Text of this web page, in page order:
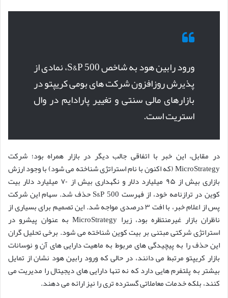
ورود رابین هود به شاخص S&P 500، نمادی از
پذیرش روزافزون شرکت های بومی کریپتو در
بازارهای مالی سنتی و تغییر پارادایم در وال
استریت است.
در مقابل، این خبر با اتفاقی جالب دیگر در بازار همراه بود؛ شرکت
MicroStrategy (که اکنون با نام استراتژی شناخته می شود) با وجود ارزش
بازاری بیش از ۹۵ میلیارد دلار و نگهداری بیش از ۷۰ میلیارد دلار بیت
کوین در ترازنامه خود، از فهرست S&P 500 حذف شد. سهام این شرکت
پس از اعلام خبر، با افت ۳ درصدی مواجه شد. این تصمیم برای بسیاری از
ناظران بازار غیرمنتظره بود، زیرا MicroStrategy به عنوان پیشرو در
استراتژی شرکتی مبتنی بر بیت کوین شناخته می شود. برخی تحلیل گران
این حذف را به پیچیدگی های مربوط به ماهیت دارایی های آن و نوسانات
بازار کریپتو مرتبط می دانند، در حالی که ورود رابین هود نشان از تمایل
بیشتر به پلتفرم هایی دارد که نه تنها دارایی های دیجیتال را مدیریت می
کنند، بلکه خدمات معاملاتی گسترده تری را نیز ارائه می دهند.